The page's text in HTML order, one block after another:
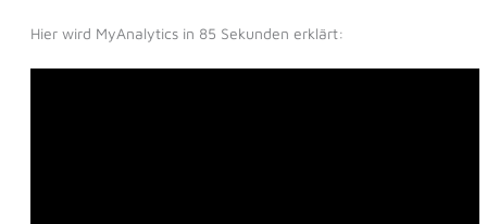
Hier wird MyAnalytics in 85 Sekunden erklärt: